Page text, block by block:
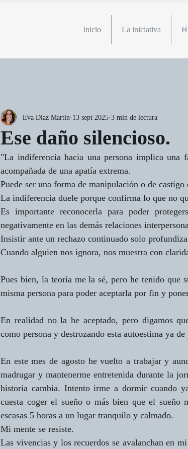
Inicio La iniciativa
Ese daño silencioso.
Eva Diaz Martin 13 sept 2025 3 min de lectura
"La indiferencia hacia una persona implica
acompañada de una apatía extrema.
Puede ser una forma de manipulación o de
La indiferencia duele porque confirma lo que no
Es importante reconocerla para poder
negativamente en las demás relaciones
Insistir ante un rechazo continuado solo
Cuando alguien nos ignora, nos muestra con
Pues bien, la teoría me la sé, pero he tenido que
misma persona para poder aceptarla por fin y
En realidad no la he aceptado, pero digamos
como persona y destrozando esta autoestima ya
En este mes de agosto he vuelto a trabajar y
madrugar y mantenerme entretenida durante la
historia cambia. Intento irme a dormir cuando
cuesta coger el sueño o más bien que el
escasas 5 horas a un lugar tranquilo y calmado.
Mi mente se resiste.
Las vivencias y los recuerdos se avalanchan en